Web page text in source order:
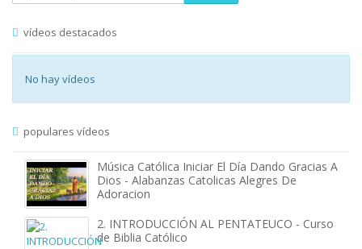
vídeos destacados
No hay vídeos
populares vídeos
Música Católica Iniciar El Día Dando Gracias A
Dios - Alabanzas Catolicas Alegres De
Adoracion
2. INTRODUCCIÓN AL PENTATEUCO - Curso
de Biblia Católico